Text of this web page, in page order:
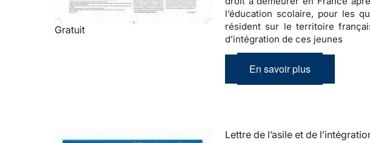
Gratuit
l’éducation scolaire, pour les
résident sur le territoire
d’intégration de ces jeunes
En savoir plus
Lettre de l’asile et de